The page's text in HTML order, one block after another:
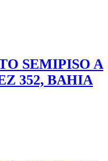
SEMIPISO A
352, BAHIA